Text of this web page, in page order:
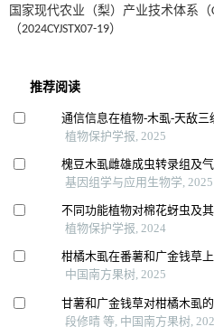
国家现代农业（梨）产业技术体系（
（2024CYJSTX07-19）